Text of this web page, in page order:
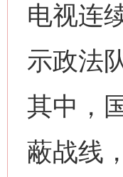
电视连
示政法
其中，
蔽战线